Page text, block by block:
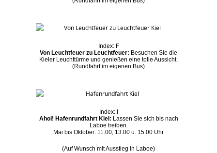
Index: F
Von Leuchtfeuer zu Leuchtfeuer: Besuchen Sie die
Kieler Leuchttürme und genießen eine tolle Aussicht.
(Rundfahrt im eigenen Bus)
Index: I
Ahoi! Hafenrundfahrt Kiel: Lassen Sie sich bis nach
Laboe treiben.
Mai bis Oktober: 11.00, 13.00 u. 15.00 Uhr
(Auf Wunsch mit Ausstieg in Laboe)